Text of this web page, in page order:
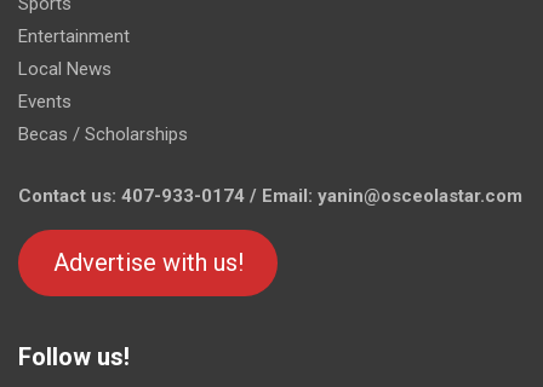
Entertainment
Local News
Events
Becas / Scholarships
Contact us: 407-933-0174 / Email: yanin@osceolastar.com
Advertise with us!
Follow us!